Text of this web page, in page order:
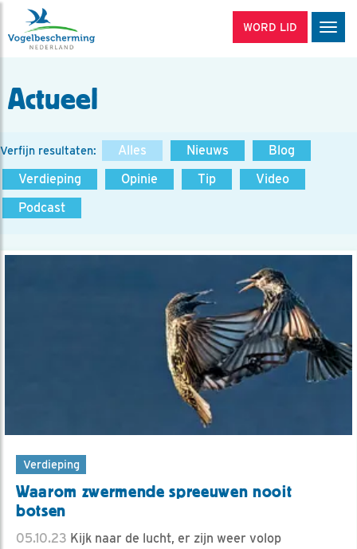
WORD LID
Actueel
Verfijn resultaten: Alles Nieuws
Blog
Verdieping
Opinie Tip
Video
Podcast
Verdieping
Waarom zwermende spreeuwen nooit
botsen
05.10.23 Kijk naar de lucht, er zijn weer volop